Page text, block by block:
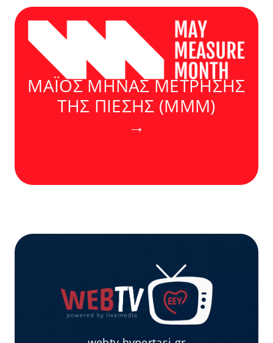
ΜΑΪΟΣ ΜΗΝΑΣ ΜΕΤΡΗΣΗΣ
ΤΗΣ ΠΙΕΣΗΣ (MMM)
→